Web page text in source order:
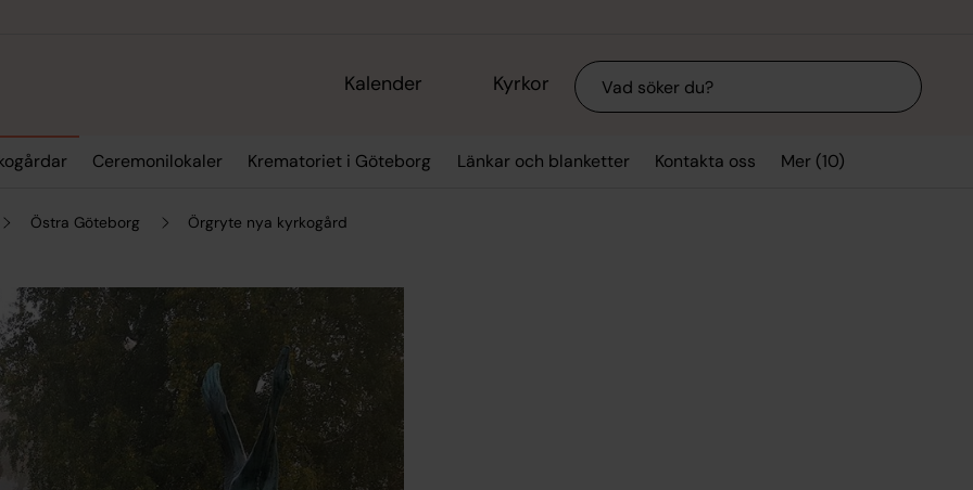
Kalender Kyrkor Sök
Ceremonilokaler Krematoriet i Göteborg Länkar och blanketter Kontakta oss Mer (10)
Östra Göteborg Örgryte nya kyrkogård